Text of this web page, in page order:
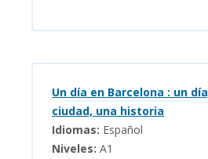
Un día en Barcelona : un
ciudad, una historia
Idiomas: Español
Niveles: A1